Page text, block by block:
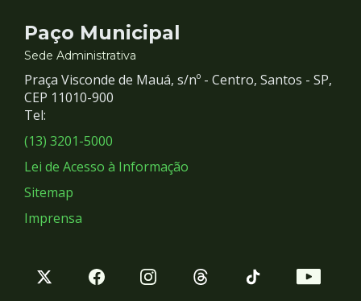
Contato
e
Redes
Sociais
Paço Municipal
Sede Administrativa
Praça Visconde de Mauá, s/nº - Centro, Santos - SP,
CEP 11010-900
Tel:
(13) 3201-5000
Lei de Acesso à Informação
Sitemap
Imprensa